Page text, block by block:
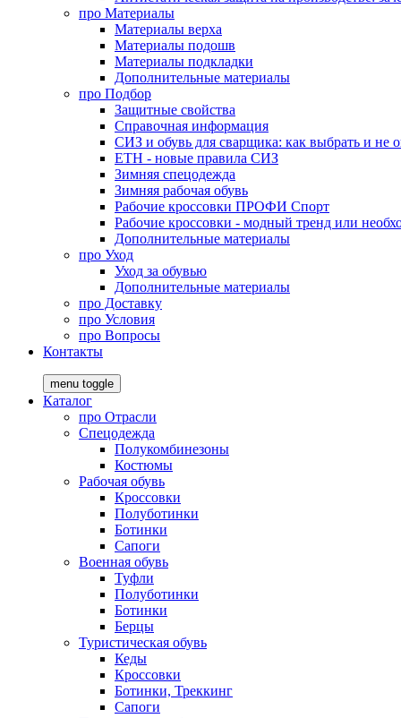
про Материалы
Материалы верха
Материалы подошв
Материалы подкладки
Дополнительные материалы
про Подбор
Защитные свойства
Справочная информация
СИЗ и обувь для сварщика: как выбрать и не
ЕТН - новые правила СИЗ
Зимняя спецодежда
Зимняя рабочая обувь
Рабочие кроссовки ПРОФИ Спорт
Рабочие кроссовки - модный тренд или
Дополнительные материалы
про Уход
Уход за обувью
Дополнительные материалы
про Доставку
про Условия
про Вопросы
Контакты
menu toggle
Каталог
про Отрасли
Спецодежда
Полукомбинезоны
Костюмы
Рабочая обувь
Кроссовки
Полуботинки
Ботинки
Сапоги
Военная обувь
Туфли
Полуботинки
Ботинки
Берцы
Туристическая обувь
Кеды
Кроссовки
Ботинки, Треккинг
Сапоги